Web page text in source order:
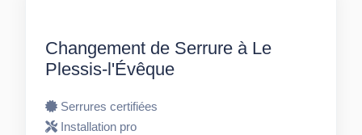
Changement de Serrure à Le
Plessis-l'Évêque
Serrures certifiées
Installation pro